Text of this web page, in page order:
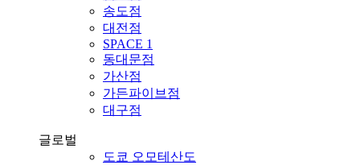
송도점
대전점
SPACE 1
동대문점
가산점
가든파이브점
대구점
글로벌
도쿄 오모테산도